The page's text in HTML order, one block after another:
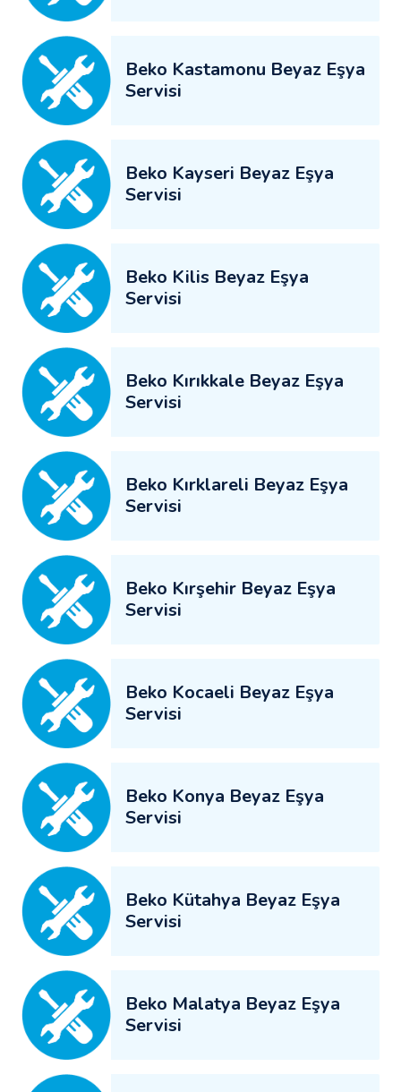
Beko Kastamonu Beyaz Eşya
Servisi
Beko Kayseri Beyaz Eşya
Servisi
Beko Kilis Beyaz Eşya
Servisi
Beko Kırıkkale Beyaz Eşya
Servisi
Beko Kırklareli Beyaz Eşya
Servisi
Beko Kırşehir Beyaz Eşya
Servisi
Beko Kocaeli Beyaz Eşya
Servisi
Beko Konya Beyaz Eşya
Servisi
Beko Kütahya Beyaz Eşya
Servisi
Beko Malatya Beyaz Eşya
Servisi